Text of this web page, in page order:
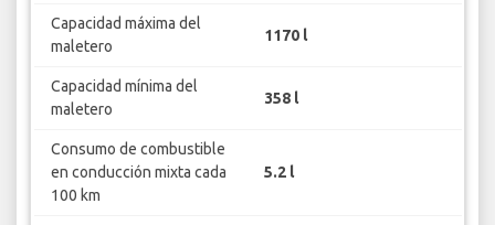
Capacidad máxima del
maletero
1170 l
Capacidad mínima del
maletero
358 l
Consumo de combustible
en conducción mixta cada
100 km
5.2 l